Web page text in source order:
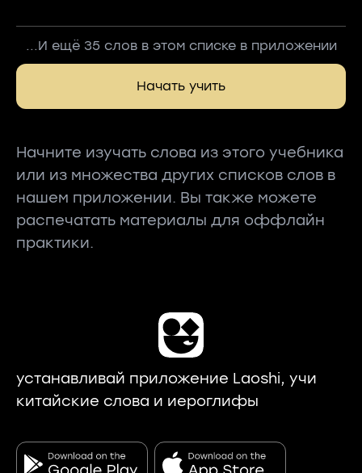
...И ещё 35 слов в этом списке в приложении
Начать учить
Начните изучать слова из этого учебника
или из множества других списков слов в
нашем приложении. Вы также можете
распечатать материалы для оффлайн
практики.
устанавливай приложение Laoshi, учи
китайские слова и иероглифы